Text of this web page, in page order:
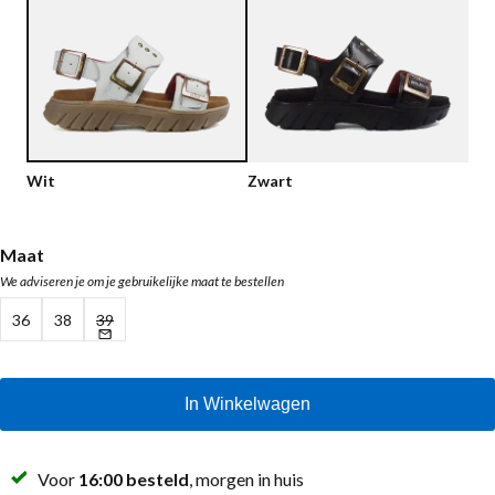
Vegan
Sandalen
Loafers
Bikerboots
Enkellaarsjes met rits
Chelseaboots
Hakken
Sale
Wit Zwart
Maat
We adviseren je om je gebruikelijke maat te bestellen
36 38 39
In Winkelwagen
Voor 16:00 besteld, morgen in huis